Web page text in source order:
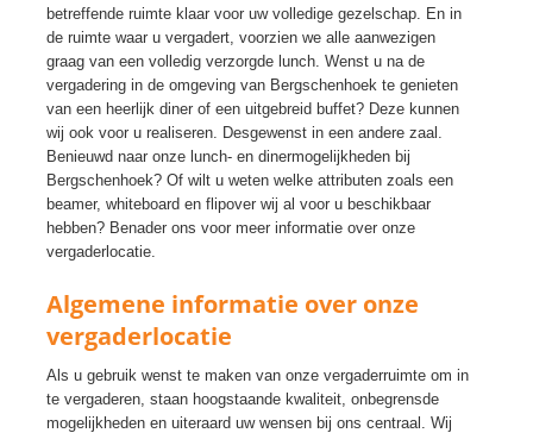
betreffende ruimte klaar voor uw volledige gezelschap. En in
de ruimte waar u vergadert, voorzien we alle aanwezigen
graag van een volledig verzorgde lunch. Wenst u na de
vergadering in de omgeving van Bergschenhoek te genieten
van een heerlijk diner of een uitgebreid buffet? Deze kunnen
wij ook voor u realiseren. Desgewenst in een andere zaal.
Benieuwd naar onze lunch- en dinermogelijkheden bij
Bergschenhoek? Of wilt u weten welke attributen zoals een
beamer, whiteboard en flipover wij al voor u beschikbaar
hebben? Benader ons voor meer informatie over onze
vergaderlocatie.
Algemene informatie over onze
vergaderlocatie
Als u gebruik wenst te maken van onze vergaderruimte om in
te vergaderen, staan hoogstaande kwaliteit, onbegrensde
mogelijkheden en uiteraard uw wensen bij ons centraal. Wij